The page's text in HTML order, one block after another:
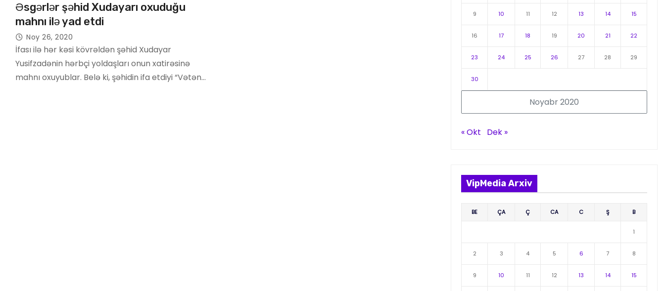
Əsgərlər şəhid Xudayarı oxuduğu
mahnı ilə yad etdi
Noy 26, 2020
İfası ilə hər kəsi kövrəldən şəhid Xudayar
Yusifzadənin hərbçi yoldaşları onun xatirəsinə
mahnı oxuyublar. Belə ki, şəhidin ifa etdiyi “Vətən…
Noyabr 2020
9 10 11 12 13 14 15
16 17 18 19 20 21 22
23 24 25 26 27 28 29
30
« Okt Dek »
VipMedia Arxiv
BE ÇA Ç CA C Ş B
1
2 3 4 5 6 7 8
9 10 11 12 13 14 15